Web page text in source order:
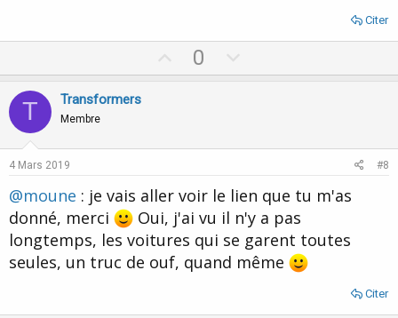
Citer
p
t
0
o
v
e
T Transformers
Membre
4 Mars 2019 #8
@moune : je vais aller voir le lien que tu m'as
donné, merci
Oui, j'ai vu il n'y a pas
longtemps, les voitures qui se garent toutes
seules, un truc de ouf, quand même
Citer